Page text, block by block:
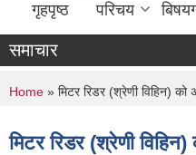
गृहपृष्ठ परिचय
समाचार
You are here
Home » मिटर रिडर (श्रेणी विहिन) को
मिटर रिडर (श्रेणी